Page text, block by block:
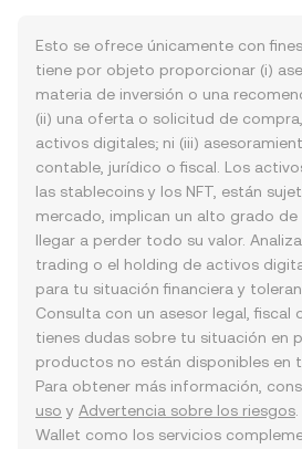
Esto se ofrece únicamente con
tiene por objeto proporcionar (i)
materia de inversión o una
(ii) una oferta o solicitud de
activos digitales; ni (iii)
contable, jurídico o fiscal. Los
las stablecoins y los NFT, están
mercado, implican un alto grado de
llegar a perder todo su valor.
trading o el holding de activos
para tu situación financiera y
Consulta con un asesor legal, fiscal
tienes dudas sobre tu situación en
productos no están disponibles en
Para obtener más información,
uso y Advertencia sobre los riesgos
Wallet como los servicios